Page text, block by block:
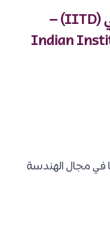
2- المعهد الهندي للتكنولوجيا دلهي (IITD) –
Indian
في مجال الهندسة